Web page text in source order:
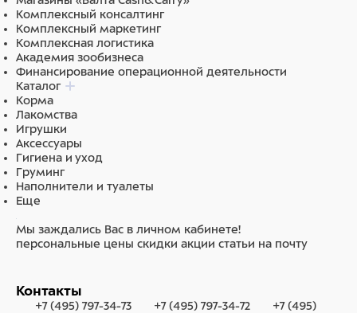
Комплексный консалтинг
Комплексный маркетинг
Комплексная логистика
Академия зообизнеса
Финансирование операционной деятельности
Каталог
Корма
Лакомства
Игрушки
Аксессуары
Гигиена и уход
Груминг
Наполнители и туалеты
Еще
Мы заждались Вас в личном кабинете!
персональные цены скидки акции статьи на почту
Контакты
+7 (495) 797-34-73 +7 (495) 797-34-72
+7 (495)